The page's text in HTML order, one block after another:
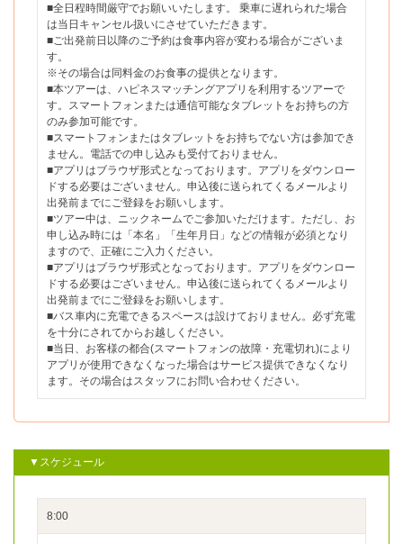
■全日程時間厳守でお願いいたします。 乗車に遅れられた場合
は当日キャンセル扱いにさせていただきます。
■ご出発前日以降のご予約は食事内容が変わる場合がございま
す。
※その場合は同料金のお食事の提供となります。
■本ツアーは、ハピネスマッチングアプリを利用するツアーで
す。スマートフォンまたは通信可能なタブレットをお持ちの方
のみ参加可能です。
■スマートフォンまたはタブレットをお持ちでない方は参加でき
ません。電話での申し込みも受付ておりません。
■アプリはブラウザ形式となっております。アプリをダウンロー
ドする必要はございません。申込後に送られてくるメールより
出発前までにご登録をお願いします。
■ツアー中は、ニックネームでご参加いただけます。ただし、お
申し込み時には「本名」「生年月日」などの情報が必須となり
ますので、正確にご入力ください。
■アプリはブラウザ形式となっております。アプリをダウンロー
ドする必要はございません。申込後に送られてくるメールより
出発前までにご登録をお願いします。
■バス車内に充電できるスペースは設けておりません。必ず充電
を十分にされてからお越しください。
■当日、お客様の都合(スマートフォンの故障・充電切れ)により
アプリが使用できなくなった場合はサービス提供できなくなり
ます。その場合はスタッフにお問い合わせください。
▼スケジュール
8:00